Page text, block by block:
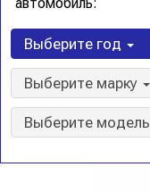
Выберите год
Выберите марку
Выберите модель